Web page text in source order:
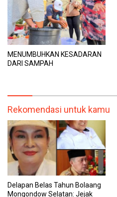
MENUMBUHKAN KESADARAN
DARI SAMPAH
Rekomendasi untuk kamu
Delapan Belas Tahun Bolaang
Mongondow Selatan: Jejak